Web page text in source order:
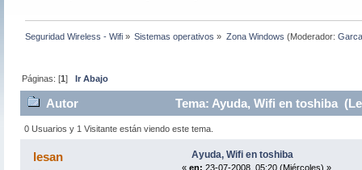
Seguridad Wireless - Wifi » Sistemas operativos » Zona Windows (Moderador:
Páginas: [1]Ir Abajo
Autor Tema: Ayuda, Wifi en toshiba
0 Usuarios y 1 Visitante están viendo este tema.
lesan Ayuda, Wifi en toshiba
« en: 23-07-2008, 05:20 (Miércoles) »